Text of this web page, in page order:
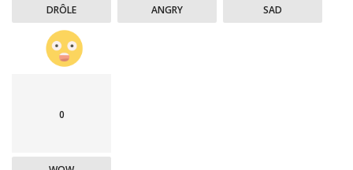
DRÔLE ANGRY SAD
0